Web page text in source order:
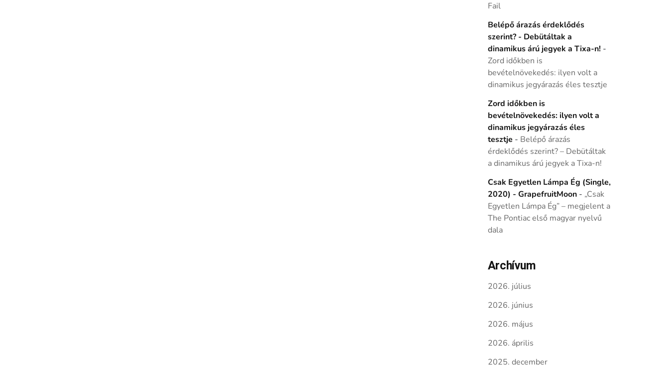
Fail
Belépő árazás érdeklődés
szerint? - Debütáltak a
dinamikus árú jegyek a Tixa-n! -
Zord időkben is
bevételnövekedés: ilyen volt a
dinamikus jegyárazás éles tesztje
Zord időkben is
bevételnövekedés: ilyen volt a
dinamikus jegyárazás éles
tesztje - Belépő árazás
érdeklődés szerint? – Debütáltak
a dinamikus árú jegyek a Tixa-n!
Csak Egyetlen Lámpa Ég (Single,
2020) - GrapefruitMoon- „Csak
Egyetlen Lámpa Ég” – megjelent a
The Pontiac első magyar nyelvű
dala
Archívum
2026. július
2026. június
2026. május
2026. április
2025. december